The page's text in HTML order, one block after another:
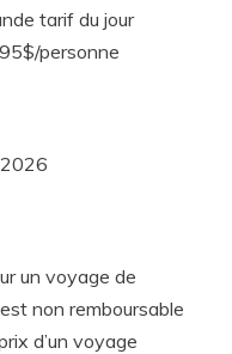
tarif du jour
personne
un voyage de
non remboursable
d’un voyage